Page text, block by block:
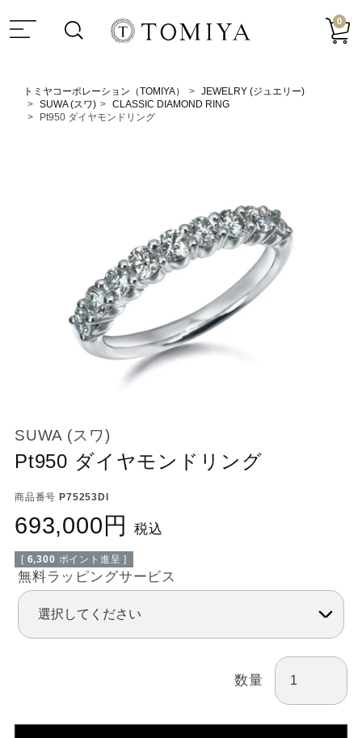
0
トミヤコーポレーション（TOMIYA）
JEWELRY (ジュエリー)
SUWA (スワ)
CLASSIC DIAMOND RING
Pt950 ダイヤモンドリング
SUWA (スワ)
Pt950 ダイヤモンドリング
商品番号 P75253DI
693,000 税込
[ 6,300 ポイント進呈 ]
無料ラッピングサービス
数量